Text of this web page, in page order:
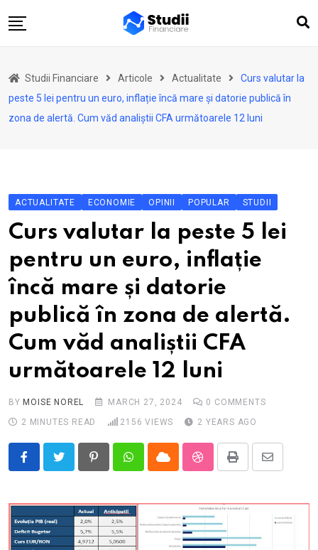
to
Actualitate
Investiții
Analize ASF
Studii Financiare Articole Actualitate
Curs valutar la
peste 5 lei pentru un euro, inflație încă mare și datorie publică în
zona de alertă. Cum văd analiștii CFA următoarele 12 luni
ACTUALITATE ECONOMIE OPINII POPULAR STUDII
Curs valutar la peste 5 lei
pentru un euro, inflație
încă mare și datorie
publică în zona de alertă.
Cum văd analiștii CFA
următoarele 12 luni
BY MOISE NOREL MARCH 27, 2024 0 COMMENTS
2 MINUTES READ
2156 VIEWS 2 YEARS AGO
PinterestWhatsappCloud StumbleUpon
Print
Share
Email